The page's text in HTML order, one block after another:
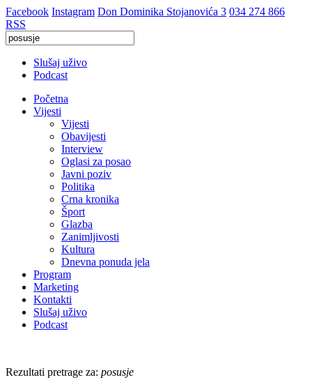
Facebook Instagram Don Dominika Stojanovića 3 034 274 866
RSS
Slušaj uživo
Podcast
Početna
Vijesti
Vijesti
Obavijesti
Interview
Oglasi za posao
Javni poziv
Politika
Crna kronika
Šport
Glazba
Zanimljivosti
Kultura
Dnevna ponuda jela
Program
Marketing
Kontakti
Slušaj uživo
Podcast
Rezultati pretrage za: posusje